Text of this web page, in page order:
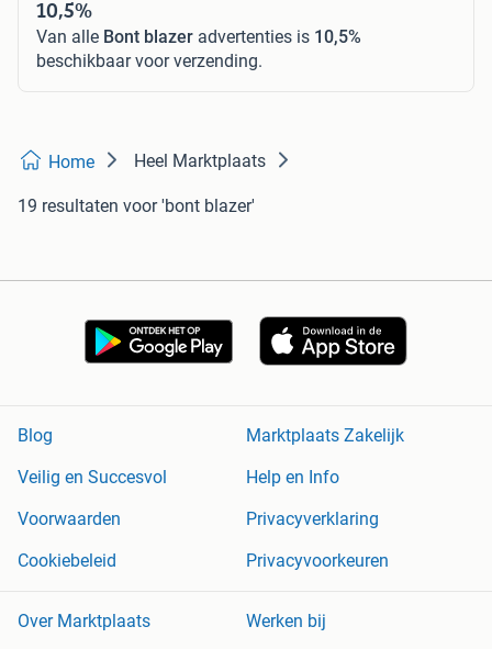
10,5%
Van alle Bont blazer advertenties is 10,5%
beschikbaar voor verzending.
Home Heel Marktplaats
19 resultaten voor 'bont blazer'
Blog
Marktplaats Zakelijk
Veilig en Succesvol
Help en Info
Voorwaarden
Privacyverklaring
Cookiebeleid
Privacyvoorkeuren
Over Marktplaats Werken bij